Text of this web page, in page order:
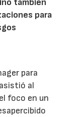
también
para
para
al
foco en un